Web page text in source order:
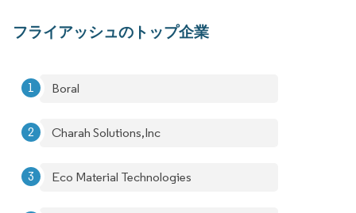
フライアッシュのトップ企業
Boral
Charah Solutions,Inc
Eco Material Technologies